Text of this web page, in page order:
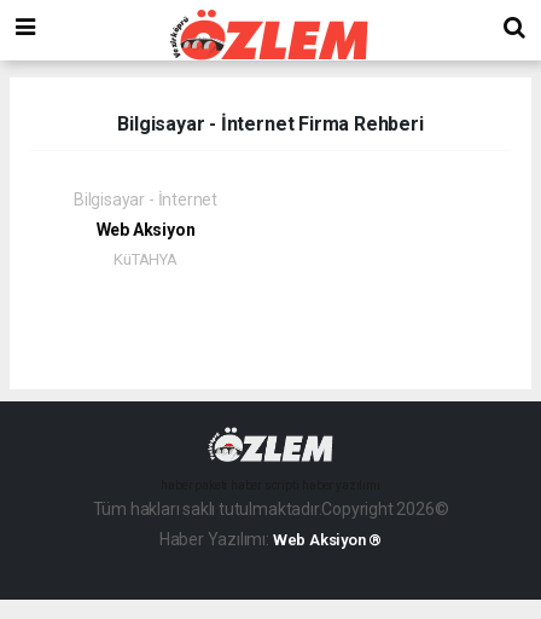
Bilgisayar - İnternet Firma Rehberi
Bilgisayar - İnternet
Web Aksiyon
KüTAHYA
Tüm hakları saklı tutulmaktadır.Copyright 2026©
Haber Yazılımı: Web Aksiyon ®